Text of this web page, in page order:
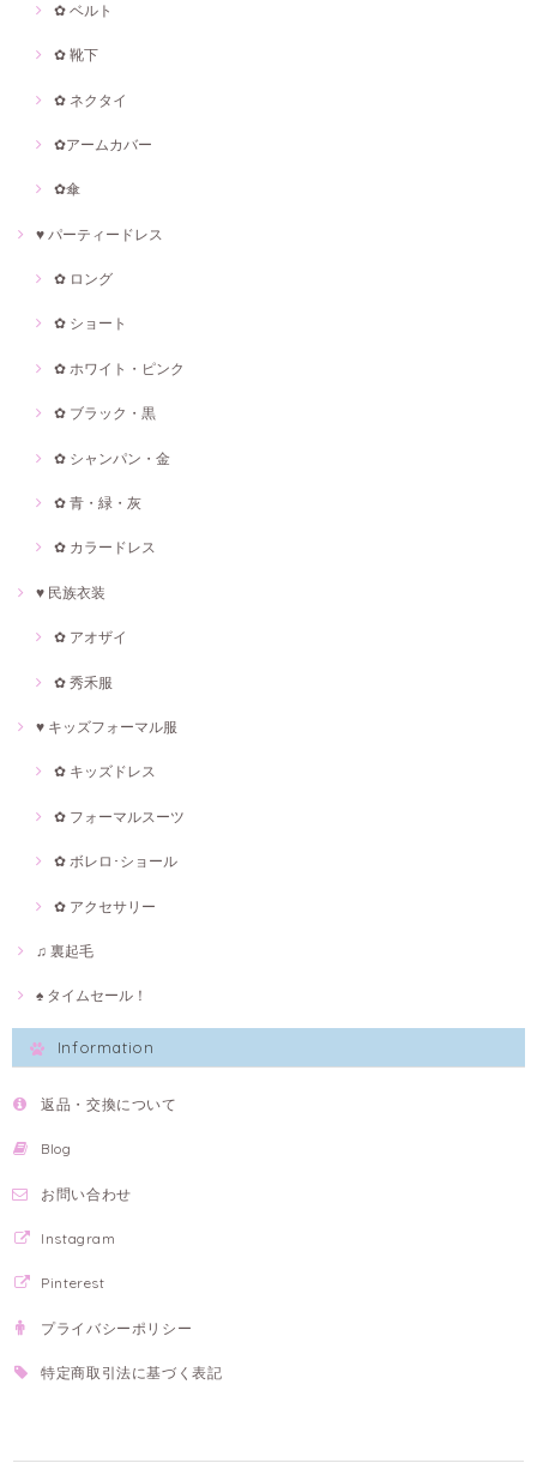
✿ ベルト
✿ 靴下
✿ ネクタイ
✿アームカバー
✿傘
♥ パーティードレス
✿ ロング
✿ ショート
✿ ホワイト・ピンク
✿ ブラック・黒
✿ シャンパン・金
✿ 青・緑・灰
✿ カラードレス
♥ 民族衣装
✿ アオザイ
✿ 秀禾服
♥ キッズフォーマル服
✿ キッズドレス
✿ フォーマルスーツ
✿ ボレロ･ショール
✿ アクセサリー
♫ 裏起毛
♠ タイムセール！
Information
返品・交換について
Blog
お問い合わせ
Instagram
Pinterest
プライバシーポリシー
特定商取引法に基づく表記